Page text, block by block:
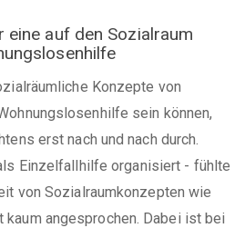
eine auf den Sozialraum
Konzepte von
sein können,
erst nach und nach durch.
Einzelfallhilfe organisiert - fühlte
von Sozialraumkonzepten wie
angesprochen. Dabei ist bei